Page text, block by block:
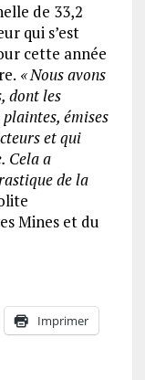
de 33,2
qui s’est
cette année
« Nous avons
dont les
émises
et qui
Cela a
de la
Mines et du
Imprimer